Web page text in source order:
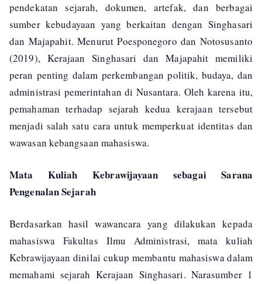
pendekatan sejarah, dokumen, artefak, dan berbagai
sumber kebudayaan yang berkaitan dengan Singhasari
dan Majapahit. Menurut Poesponegoro dan Notosusanto
(2019), Kerajaan Singhasari dan Majapahit memiliki
peran penting dalam perkembangan politik, budaya, dan
administrasi pemerintahan di Nusantara. Oleh karena itu,
pemahaman terhadap sejarah kedua kerajaan tersebut
menjadi salah satu cara untuk memperkuat identitas dan
wawasan kebangsaan mahasiswa.
Mata Kuliah Kebrawijayaan sebagai Sarana
Pengenalan Sejarah
Berdasarkan hasil wawancara yang dilakukan kepada
mahasiswa Fakultas Ilmu Administrasi, mata kuliah
Kebrawijayaan dinilai cukup membantu mahasiswa dalam
memahami sejarah Kerajaan Singhasari. Narasumber 1